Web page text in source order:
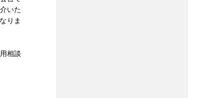
いた
りま
相談